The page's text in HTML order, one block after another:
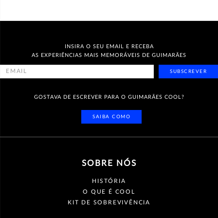
INSIRA O SEU EMAIL E RECEBA
AS EXPERIÊNCIAS MAIS MEMORÁVEIS DE GUIMARÃES
SUBSCREVER
GOSTAVA DE ESCREVER PARA O GUIMARÃES COOL?
SAIBA COMO
SOBRE NÓS
HISTÓRIA
O QUE É COOL
KIT DE SOBREVIVÊNCIA